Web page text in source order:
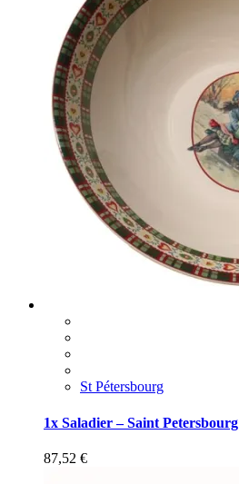
St Pétersbourg
1x Saladier – Saint Petersbourg
87,52 €